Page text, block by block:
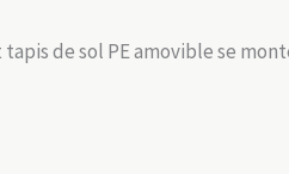
tapis de sol PE amovible se